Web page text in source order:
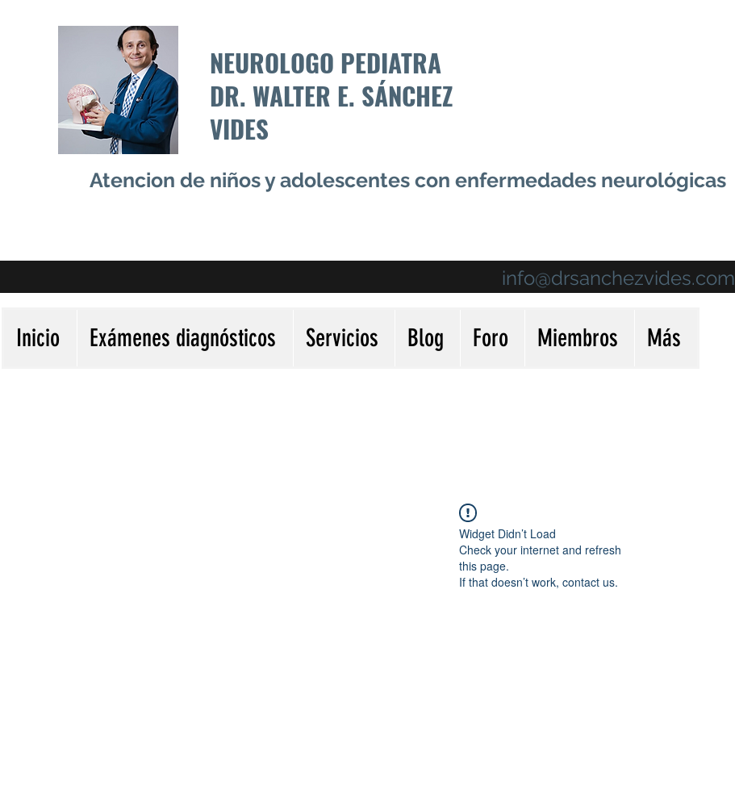
NEUROLOGO PEDIATRA
DR. WALTER E. SÁNCHEZ
VIDES
Atencion de niños y adolescentes con enfermedades neurológicas
info@drsanchezvides.com
Inicio Exámenes diagnósticos Servicios Blog Foro Miembros Más
Widget Didn’t Load
Check your internet and refresh
this page.
If that doesn’t work, contact us.